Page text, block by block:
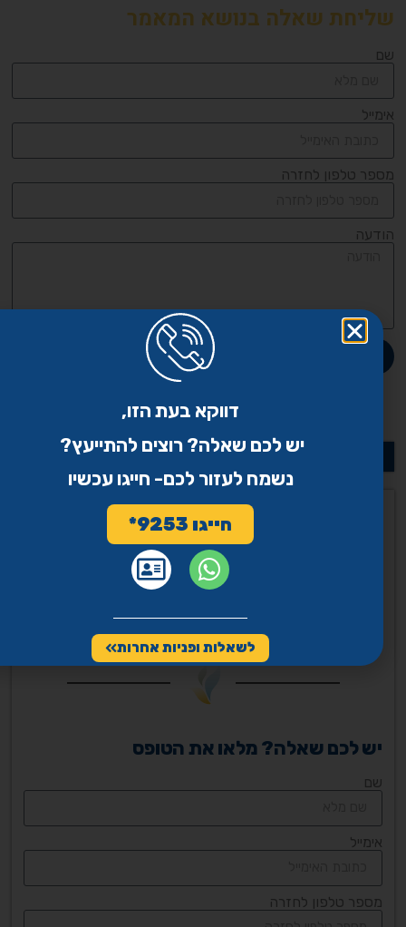
שליחת שאלה בנושא המאמר
שם
אימייל
מספר טלפון לחזרה
הודעה
חזרו אלי
למאמרים בנושאים נוספים
יש לכם שאלה? מלאו את הטופס
שם
אימייל
מספר טלפון לחזרה
דווקא בעת הזו,
יש לכם שאלה? רוצים להתייעץ?
נשמח לעזור לכם- חייגו עכשיו
חייגו 9253*
לשאלות ופניות אחרות